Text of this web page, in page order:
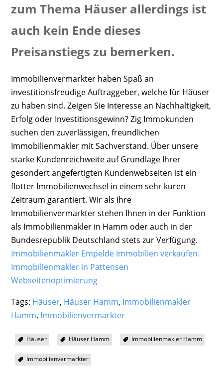
zum Thema Häuser allerdings ist
auch kein Ende dieses
Preisanstiegs zu bemerken.
Immobilienvermarkter haben Spaß an
investitionsfreudige Auftraggeber, welche für Häuser
zu haben sind. Zeigen Sie Interesse an Nachhaltigkeit,
Erfolg oder Investitionsgewinn? Zig Immokunden
suchen den zuverlässigen, freundlichen
Immobilienmakler mit Sachverstand. Über unsere
starke Kundenreichweite auf Grundlage Ihrer
gesondert angefertigten Kundenwebseiten ist ein
flotter Immobilienwechsel in einem sehr kuren
Zeitraum garantiert. Wir als Ihre
Immobilienvermarkter stehen Ihnen in der Funktion
als Immobilienmakler in Hamm oder auch in der
Bundesrepublik Deutschland stets zur Verfügung.
Immobilienmakler Empelde Immobilien verkaufen.
Immobilienmakler in Pattensen
Webseitenoptimierung
Tags: Häuser, Häuser Hamm, Immobilienmakler
Hamm, Immobilienvermarkter
Häuser Häuser Hamm Immobilienmakler Hamm
Immobilienvermarkter